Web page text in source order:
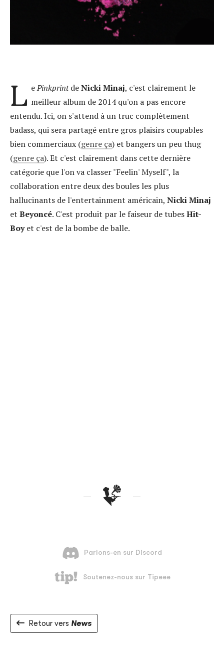
L ePinkprintdeNicki Minaj, c'est clairement le
meilleur album de 2014 qu'on a pas encore
entendu. Ici, on s'attend à un truc complètement
badass, qui sera partagé entre gros plaisirs coupables
bien commerciaux (genre ça) et bangers un peu thug
(genre ça). Et c'est clairement dans cette dernière
catégorie que l'on va classer "Feelin' Myself", la
collaboration entre deux des boules les plus
hallucinants de l'entertainment américain, Nicki Minaj
et Beyoncé. C'est produit par le faiseur de tubesHit-
Boyet c'est de la bombe de balle.
Retour vers News